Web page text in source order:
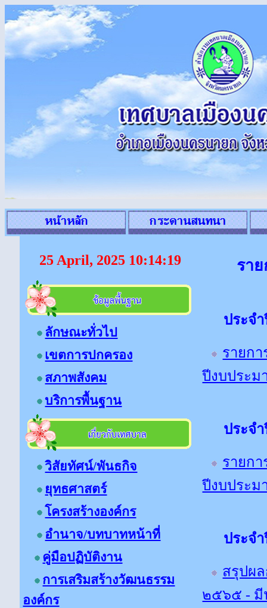
25 April, 2025 10:14:19
ลักษณะทั่วไป
เขตการปกครอง
สภาพสังคม
บริการพื้นฐาน
วิสัยทัศน์/พันธกิจ
ยุทธศาสตร์
โครงสร้างองค์กร
อำนาจ/บทบาทหน้าที่
คู่มือปฏิบัติงาน
การเสริมสร้างวัฒนธรรม
องค์กร
รา
ประจำ
รายก
ปีงบประ
ประจำ
รายก
ปีงบประ
ประจำ
สรุปผ
๒๕๖๕ - มี